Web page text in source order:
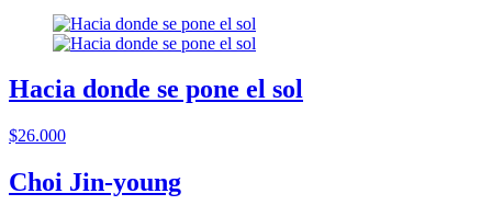
Hacia donde se pone el sol
$26.000
Choi Jin-young